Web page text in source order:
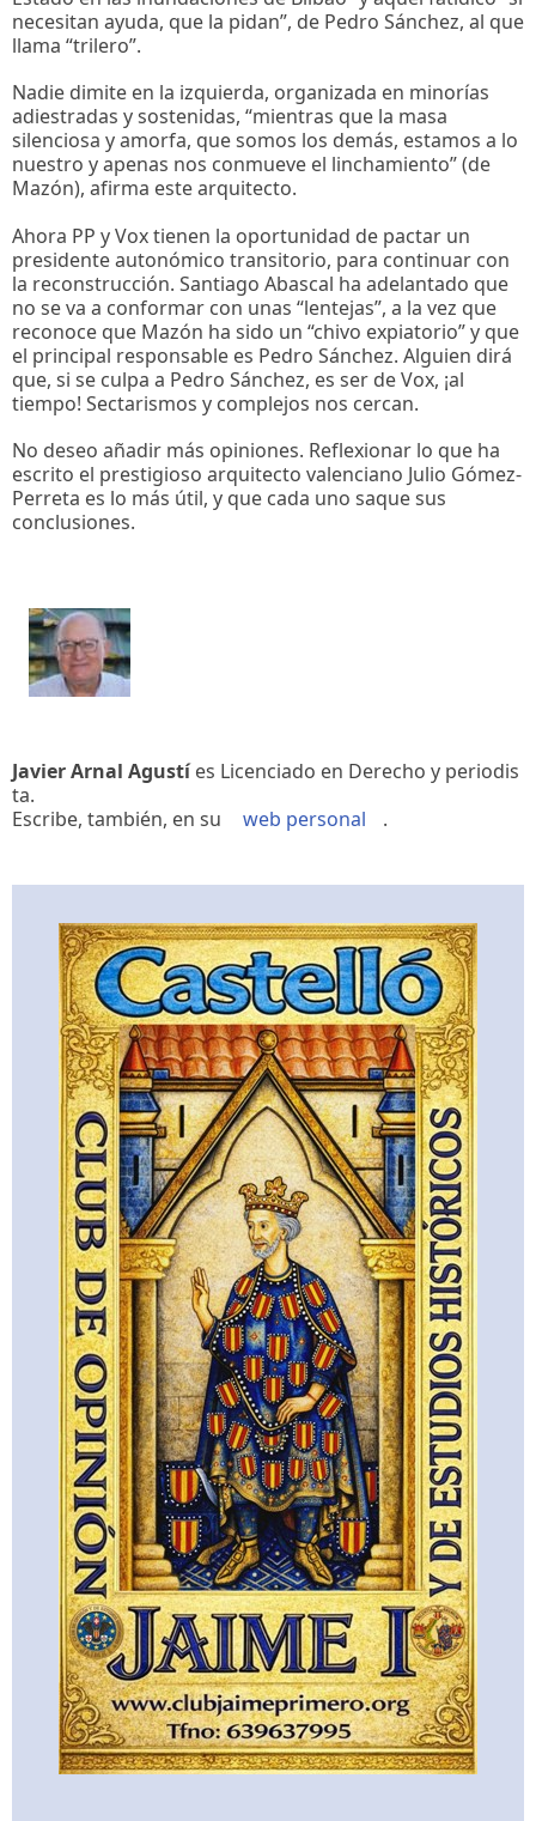
necesitan ayuda, que la pidan”, de Pedro Sánchez, al que
llama “trilero”.
Nadie dimite en la izquierda, organizada en minorías
adiestradas y sostenidas, “mientras que la masa
silenciosa y amorfa, que somos los demás, estamos a lo
nuestro y apenas nos conmueve el linchamiento” (de
Mazón), afirma este arquitecto.
Ahora PP y Vox tienen la oportunidad de pactar un
presidente autonómico transitorio, para continuar con
la reconstrucción. Santiago Abascal ha adelantado que
no se va a conformar con unas “lentejas”, a la vez que
reconoce que Mazón ha sido un “chivo expiatorio” y que
el principal responsable es Pedro Sánchez. Alguien dirá
que, si se culpa a Pedro Sánchez, es ser de Vox, ¡al
tiempo! Sectarismos y complejos nos cercan.
No deseo añadir más opiniones. Reflexionar lo que ha
escrito el prestigioso arquitecto valenciano Julio Gómez-
Perreta es lo más útil, y que cada uno saque sus
conclusiones.
Javier Arnal Agustíes Licenciado en Derecho y periodis
ta.
Escribe, también, en su
web personal .